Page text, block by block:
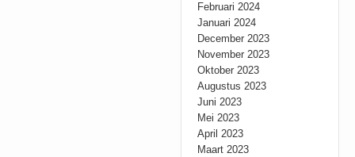
Februari 2024
Januari 2024
December 2023
November 2023
Oktober 2023
Augustus 2023
Juni 2023
Mei 2023
April 2023
Maart 2023